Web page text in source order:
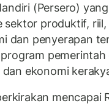
(Persero)
sektor produktif, riil,
dan penyerapan
pemerintah
ekonomi
mencapai